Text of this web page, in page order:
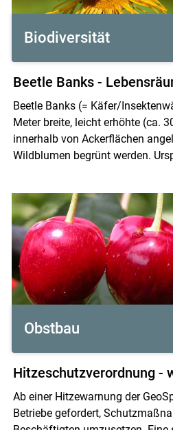
Biodiversität
Beetle Banks -
Beetle Banks (= Käfer/
Meter breite, leicht erhöhte (ca.
innerhalb von Ackerflächen
Wildblumen begrünt werden.
dauerhaften Lebensraum zu
Obstbau
Hitzeschutzverordnung -
Ab einer Hitzewarnung der
Betriebe gefordert,